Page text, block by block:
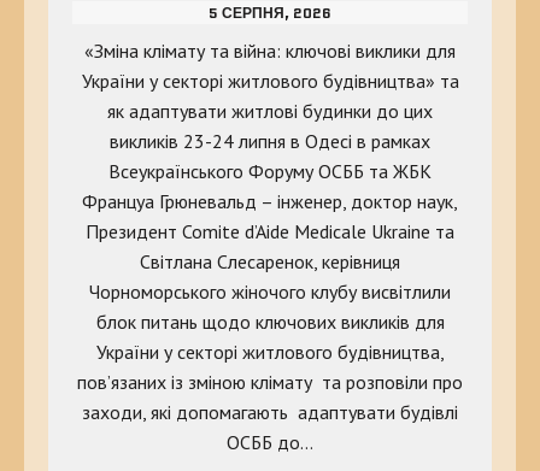
5 СЕРПНЯ, 2026
«Зміна клімату та війна: ключові виклики для
України у секторі житлового будівництва» та
як адаптувати житлові будинки до цих
викликів 23-24 липня в Одесі в рамках
Всеукраїнського Форуму ОСББ та ЖБК
Француа Грюневальд – інженер, доктор наук,
Президент Comite d’Aide Medicale Ukraine та
Світлана Слесаренок, керівниця
Чорноморського жіночого клубу висвітлили
блок питань щодо ключових викликів для
України у секторі житлового будівництва,
пов’язаних із зміною клімату та розповіли про
заходи, які допомагають адаптувати будівлі
ОСББ до…